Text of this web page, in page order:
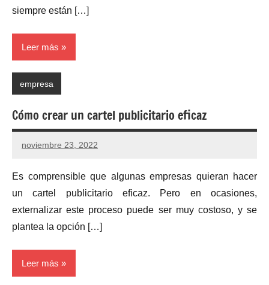
siempre están […]
Leer más
empresa
Cómo crear un cartel publicitario eficaz
noviembre 23, 2022
Es comprensible que algunas empresas quieran hacer
un cartel publicitario eficaz. Pero en ocasiones,
externalizar este proceso puede ser muy costoso, y se
plantea la opción […]
Leer más